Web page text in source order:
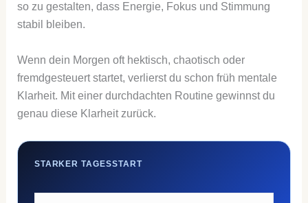
so zu gestalten, dass Energie, Fokus und Stimmung
stabil bleiben.
Wenn dein Morgen oft hektisch, chaotisch oder
fremdgesteuert startet, verlierst du schon früh mentale
Klarheit. Mit einer durchdachten Routine gewinnst du
genau diese Klarheit zurück.
STARKER TAGESSTART